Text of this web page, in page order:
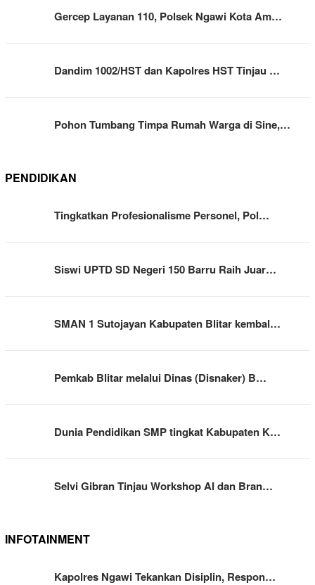
Gercep Layanan 110, Polsek Ngawi Kota Am…
Dandim 1002/HST dan Kapolres HST Tinjau …
Pohon Tumbang Timpa Rumah Warga di Sine,…
PENDIDIKAN
Tingkatkan Profesionalisme Personel, Pol…
Siswi UPTD SD Negeri 150 Barru Raih Juar…
SMAN 1 Sutojayan Kabupaten Blitar kembal…
Pemkab Blitar melalui Dinas (Disnaker) B…
Dunia Pendidikan SMP tingkat Kabupaten K…
Selvi Gibran Tinjau Workshop AI dan Bran…
INFOTAINMENT
Kapolres Ngawi Tekankan Disiplin, Respon…